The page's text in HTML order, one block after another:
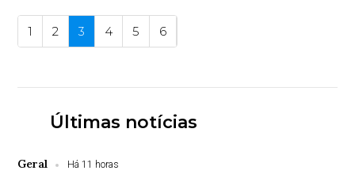
1 2 3 4 5 6
Últimas notícias
Geral Há 11 horas